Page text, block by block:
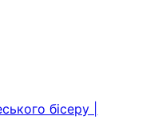
бісеру |